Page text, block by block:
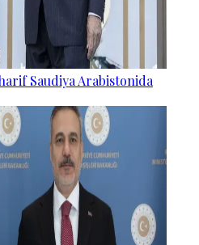
Saudiya Arabistonida